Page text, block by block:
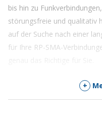
bis hin zu
störungsfreie und qualitativ
auf der Suche nach einer
für Ihre RP-SMA-
+